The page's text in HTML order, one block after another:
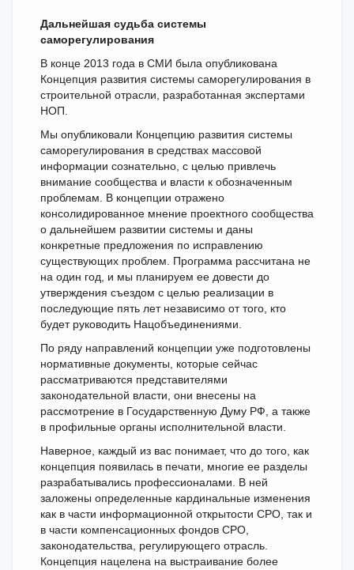
Дальнейшая судьба системы
саморегулирования
В конце 2013 года в СМИ была опубликована
Концепция развития системы саморегулирования в
строительной отрасли, разработанная экспертами
НОП.
Мы опубликовали Концепцию развития системы
саморегулирования в средствах массовой
информации сознательно, с целью привлечь
внимание сообщества и власти к обозначенным
проблемам. В концепции отражено
консолидированное мнение проектного сообщества
о дальнейшем развитии системы и даны
конкретные предложения по исправлению
существующих проблем. Программа рассчитана не
на один год, и мы планируем ее довести до
утверждения съездом с целью реализации в
последующие пять лет независимо от того, кто
будет руководить Нацобъединениями.
По ряду направлений концепции уже подготовлены
нормативные документы, которые сейчас
рассматриваются представителями
законодательной власти, они внесены на
рассмотрение в Государственную Думу РФ, а также
в профильные органы исполнительной власти.
Наверное, каждый из вас понимает, что до того, как
концепция появилась в печати, многие ее разделы
разрабатывались профессионалами. В ней
заложены определенные кардинальные изменения
как в части информационной открытости СРО, так и
в части компенсационных фондов СРО,
законодательства, регулирующего отрасль.
Концепция нацелена на выстраивание более